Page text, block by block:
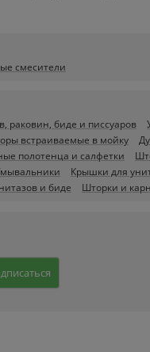
смесители
раковин, биде и писсуаров
встраиваемые в мойку
полотенца и салфетки
Крышки для
и биде Шторки и